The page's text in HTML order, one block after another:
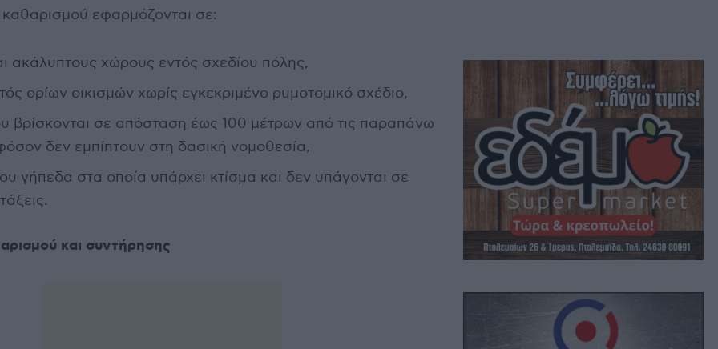
εφαρμόζονται σε:
ακάλυπτους χώρους εντός σχεδίου πόλης,
ορίων οικισμών χωρίς εγκεκριμένο ρυμοτομικό σχέδιο,
βρίσκονται σε απόσταση έως 100 μέτρων από τις παραπάνω
δεν εμπίπτουν στη δασική νομοθεσία,
γήπεδα στα οποία υπάρχει κτίσμα και δεν υπάγονται σε
και συντήρησης